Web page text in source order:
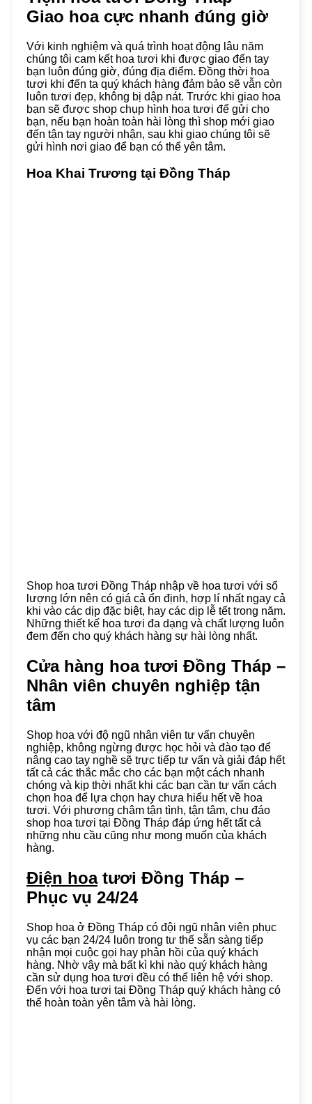
Giao hoa cực nhanh đúng giờ
Với kinh nghiệm và quá trình hoạt động lâu năm
chúng tôi cam kết hoa tươi khi được giao đến tay
bạn luôn đúng giờ, đúng địa điểm. Đồng thời hoa
tươi khi đến ta quý khách hàng đảm bảo sẽ vẫn còn
luôn tươi đẹp, không bị dập nát. Trước khi giao hoa
bạn sẽ được shop chụp hình hoa tươi để gửi cho
bạn, nếu bạn hoàn toàn hài lòng thì shop mới giao
đến tận tay người nhận, sau khi giao chúng tôi sẽ
gửi hình nơi giao để bạn có thể yên tâm.
Hoa Khai Trương tại Đồng Tháp
Shop hoa tươi Đồng Tháp nhập về hoa tươi với số
lượng lớn nên có giá cả ổn định, hợp lí nhất ngay cả
khi vào các dịp đặc biệt, hay các dịp lễ tết trong năm.
Những thiết kế hoa tươi đa dạng và chất lượng luôn
đem đến cho quý khách hàng sự hài lòng nhất.
Cửa hàng hoa tươi Đồng Tháp –
Nhân viên chuyên nghiệp tận
tâm
Shop hoa với độ ngũ nhân viên tư vấn chuyên
nghiệp, không ngừng được học hỏi và đào tạo để
nâng cao tay nghề sẽ trực tiếp tư vấn và giải đáp hết
tất cả các thắc mắc cho các bạn một cách nhanh
chóng và kịp thời nhất khi các bạn cần tư vấn cách
chọn hoa để lựa chọn hay chưa hiểu hết về hoa
tươi. Với phương châm tận tình, tận tâm, chu đáo
shop hoa tươi tại Đồng Tháp đáp ứng hết tất cả
những nhu cầu cũng như mong muốn của khách
hàng.
Điện hoatươi Đồng Tháp –
Phục vụ 24/24
Shop hoa ở Đồng Tháp có đội ngũ nhân viên phục
vụ các bạn 24/24 luôn trong tư thế sẵn sàng tiếp
nhận mọi cuộc gọi hay phản hồi của quý khách
hàng. Nhờ vậy mà bất kì khi nào quý khách hàng
cần sử dụng hoa tươi đều có thể liên hệ với shop.
Đến với hoa tươi tại Đồng Tháp quý khách hàng có
thể hoàn toàn yên tâm và hài lòng.